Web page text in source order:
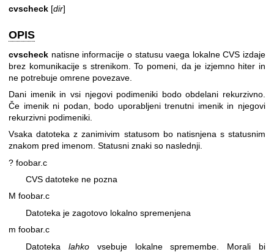
cvscheck [dir]
OPIS
cvscheck natisne informacije o statusu vaega lokalne CVS izdaje
brez komunikacije s strenikom. To pomeni, da je izjemno hiter in
ne potrebuje omrene povezave.
Dani imenik in vsi njegovi podimeniki bodo obdelani rekurzivno.
Če imenik ni podan, bodo uporabljeni trenutni imenik in njegovi
rekurzivni podimeniki.
Vsaka datoteka z zanimivim statusom bo natisnjena s statusnim
znakom pred imenom. Statusni znaki so naslednji.
? foobar.c
CVS datoteke ne pozna
M foobar.c
Datoteka je zagotovo lokalno spremenjena
m foobar.c
Datoteka lahkovsebuje lokalne spremembe. Morali bi